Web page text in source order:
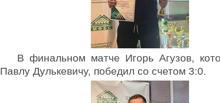
В финальном матче Игорь Агузов,
Павлу Дулькевичу, победил со счетом 3:0.